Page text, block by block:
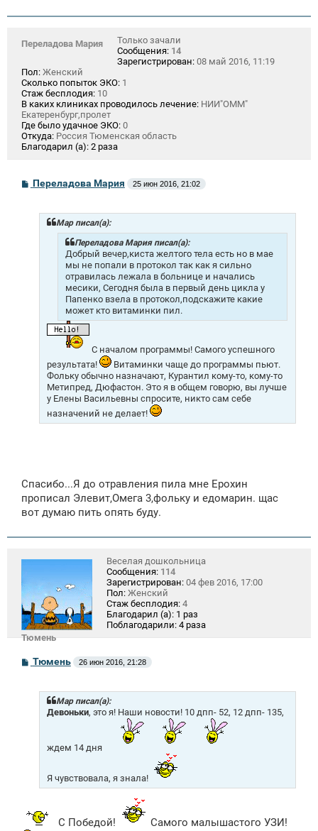
Переладова Мария
Только зачали
Сообщения: 14
Зарегистрирован: 08 май 2016, 11:19
Пол: Женский
Сколько попыток ЭКО: 1
Стаж бесплодия: 10
В каких клиниках проводилось лечение: НИИ"ОММ"
Екатеренбург,пролет
Где было удачное ЭКО: 0
Откуда: Россия Тюменская область
Благодарил (а): 2 раза
СПереладова Мария 25 июн 2016, 21:02
Mар писал(а):
Переладова Мария писал(а):
Добрый вечер,киста желтого тела есть но в мае
мы не попали в протокол так как я сильно
отравилась лежала в больнице и начались
месики, Сегодня была в первый день цикла у
Папенко взела в протокол,подскажите какие
может кто витаминки пил.
С началом программы! Самого успешного
результата!
Витаминки чаще до программы пьют.
Фольку обычно назначают, Курантил кому-то, кому-то
Метипред, Дюфастон. Это я в общем говорю, вы лучше
у Елены Васильевны спросите, никто сам себе
назначений не делает!
Спасибо...Я до отравления пила мне Ерохин
прописал Элевит,Омега 3,фольку и едомарин. щас
вот думаю пить опять буду.
Тюмень
Веселая дошкольница
Сообщения: 114
Зарегистрирован: 04 фев 2016, 17:00
Пол: Женский
Стаж бесплодия: 4
Благодарил (а): 1 раз
Поблагодарили: 4 раза
СТюмень 26 июн 2016, 21:28
Mар писал(а):
Девоньки, это я! Наши новости! 10 дпп- 52, 12 дпп- 135,
ждем 14 дня
Я чувствовала, я знала!
С Победой! Самого малышастого УЗИ!